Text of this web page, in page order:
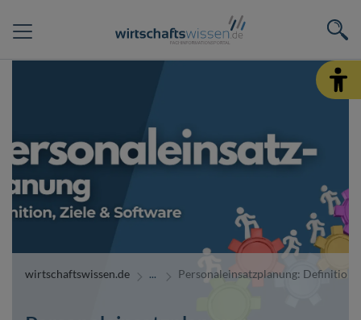
wirtschaftswissen.de Personaleinsatzplanung: Definition,